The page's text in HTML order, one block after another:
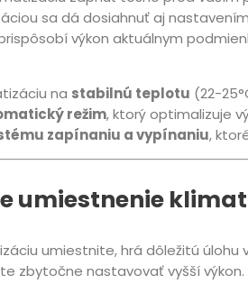
sa dá dosiahnuť aj nastavením
výkon aktuálnym
na stabilnú teplotu (22-
režim, ktorý optimalizuje
zapínaniu a vypínaniu,
umiestnenie
umiestnite, hrá dôležitú
zbytočne nastavovať vyšší výkon.